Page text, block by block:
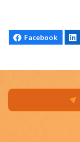
Facebook